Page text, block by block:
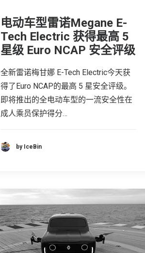
电动车型雷诺Megane E-
Tech Electric 获得最高 5
星级 Euro NCAP 安全评级
全新雷诺梅甘娜 E-Tech Electric今天获
得了Euro NCAP的最高 5 星安全评级。
即将推出的全电动车型的一流安全性在
成人乘员保护得分…
by IceBin